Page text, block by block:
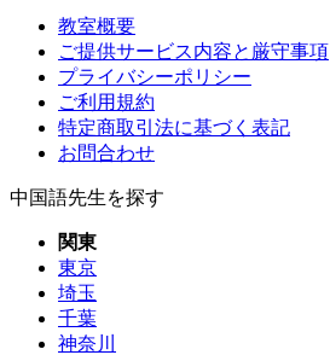
教室概要
ご提供サービス内容と厳守事項
プライバシーポリシー
ご利用規約
特定商取引法に基づく表記
お問合わせ
中国語先生を探す
関東
東京
埼玉
千葉
神奈川